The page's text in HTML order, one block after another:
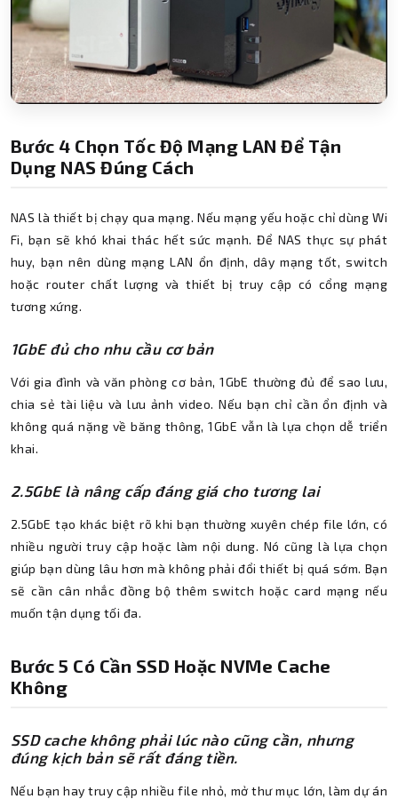
Bước 4 Chọn Tốc Độ Mạng LAN Để Tận
Dụng NAS Đúng Cách
NAS là thiết bị chạy qua mạng. Nếu mạng yếu hoặc chỉ dùng Wi
Fi, bạn sẽ khó khai thác hết sức mạnh. Để NAS thực sự phát
huy, bạn nên dùng mạng LAN ổn định, dây mạng tốt, switch
hoặc router chất lượng và thiết bị truy cập có cổng mạng
tương xứng.
1GbE đủ cho nhu cầu cơ bản
Với gia đình và văn phòng cơ bản, 1GbE thường đủ để sao lưu,
chia sẻ tài liệu và lưu ảnh video. Nếu bạn chỉ cần ổn định và
không quá nặng về băng thông, 1GbE vẫn là lựa chọn dễ triển
khai.
2.5GbE là nâng cấp đáng giá cho tương lai
2.5GbE tạo khác biệt rõ khi bạn thường xuyên chép file lớn, có
nhiều người truy cập hoặc làm nội dung. Nó cũng là lựa chọn
giúp bạn dùng lâu hơn mà không phải đổi thiết bị quá sớm. Bạn
sẽ cần cân nhắc đồng bộ thêm switch hoặc card mạng nếu
muốn tận dụng tối đa.
Bước 5 Có Cần SSD Hoặc NVMe Cache
Không
SSD cache không phải lúc nào cũng cần, nhưng
đúng kịch bản sẽ rất đáng tiền.
Nếu bạn hay truy cập nhiều file nhỏ, mở thư mục lớn, làm dự án